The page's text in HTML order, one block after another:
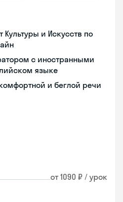
Культуры и Искусств по
с иностранными
языке
и беглой речи
от 1090 ₽ / урок